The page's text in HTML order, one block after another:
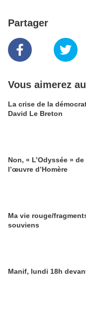
Partager
Vous aimerez
La crise de la
David Le Breton
Non, « L’Odyssée »
l’œuvre d’Homère
Ma vie rouge/
souviens
Manif, lundi 18h